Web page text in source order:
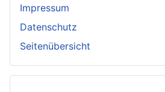
Impressum
Datenschutz
Seitenübersicht